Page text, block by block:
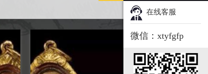
在线客服
微信：xtyfgfp